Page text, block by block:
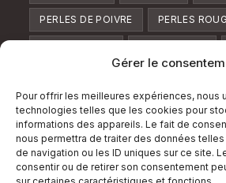
Gérer le
Pour offrir les meilleures expériences, nous
technologies telles que les cookies pour
informations des appareils. Le fait de
nous permettra de traiter des données
de navigation ou les ID uniques sur ce site.
consentir ou de retirer son consentement
PERLES DE POIVRE PERLES
POUDRE RATANAKIRI
TRIO TUK MERIC VERVEINE
Suivez Nous